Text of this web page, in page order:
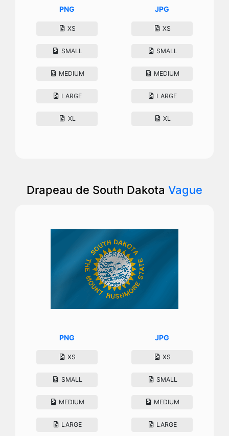
PNG
XS
SMALL
MEDIUM
LARGE
XL
JPG
XS
SMALL
MEDIUM
LARGE
XL
Drapeau de South Dakota Vague
PNG
XS
SMALL
MEDIUM
LARGE
JPG
XS
SMALL
MEDIUM
LARGE